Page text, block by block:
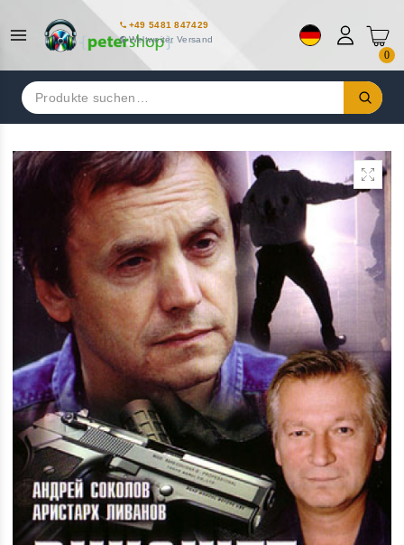
+49 5481 847429
Weltweiter Versand
0
Suchen
nach: